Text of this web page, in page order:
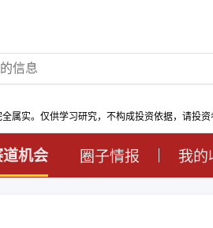
实。仅供学习研究，不构成投资依据，请投资
机会 圈子情报 我的